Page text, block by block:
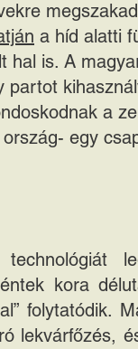
a híd alatti
is. A
a
egy
kora
folytatódik.
lekvárfőzés,